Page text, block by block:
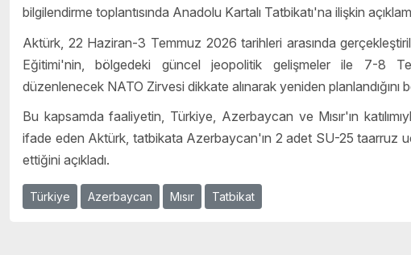
bilgilendirme toplantısında Anadolu Kartalı Tatbikatı'na ilişkin
Aktürk, 22 Haziran-3 Temmuz 2026 tarihleri arasında
Eğitimi'nin, bölgedeki güncel jeopolitik gelişmeler ile 7-8
düzenlenecek NATO Zirvesi dikkate alınarak yeniden planlandığını
Bu kapsamda faaliyetin, Türkiye, Azerbaycan ve Mısır'ın
ifade eden Aktürk, tatbikata Azerbaycan'ın 2 adet SU-25 taarruz
ettiğini açıkladı.
Türkiye Azerbaycan Mısır Tatbikat